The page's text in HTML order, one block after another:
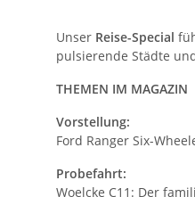
Unser Reise-Special
pulsierende Städte
THEMEN IM MAGAZIN
Vorstellung:
Ford Ranger Six-
Probefahrt:
Woelcke C11: Der